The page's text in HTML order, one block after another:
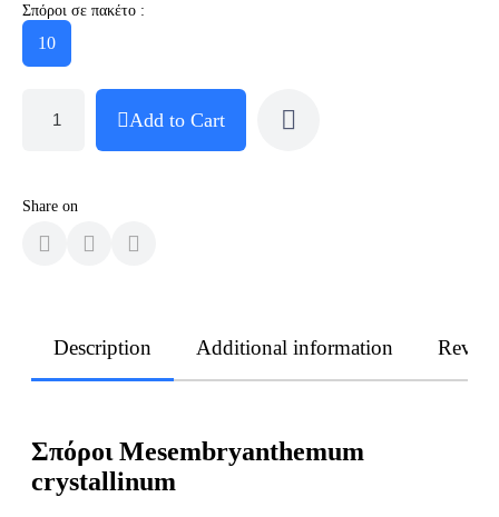
Σπόροι σε πακέτο :
10
Add to Cart
Share on
Description Additional information
Σπόροι Mesembryanthemum
crystallinum